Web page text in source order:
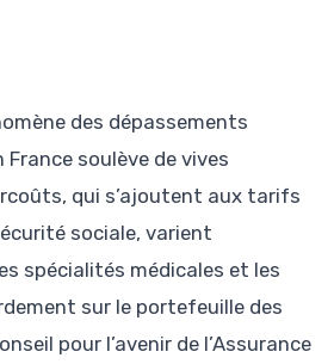
des dépassements
France soulève de vives
qui s’ajoutent aux tarifs
sociale, varient
spécialités médicales et les
sur le portefeuille des
pour l’avenir de l’Assurance